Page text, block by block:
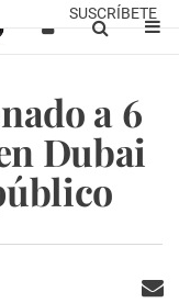
SUSCRÍBETE
a 6
Dubai